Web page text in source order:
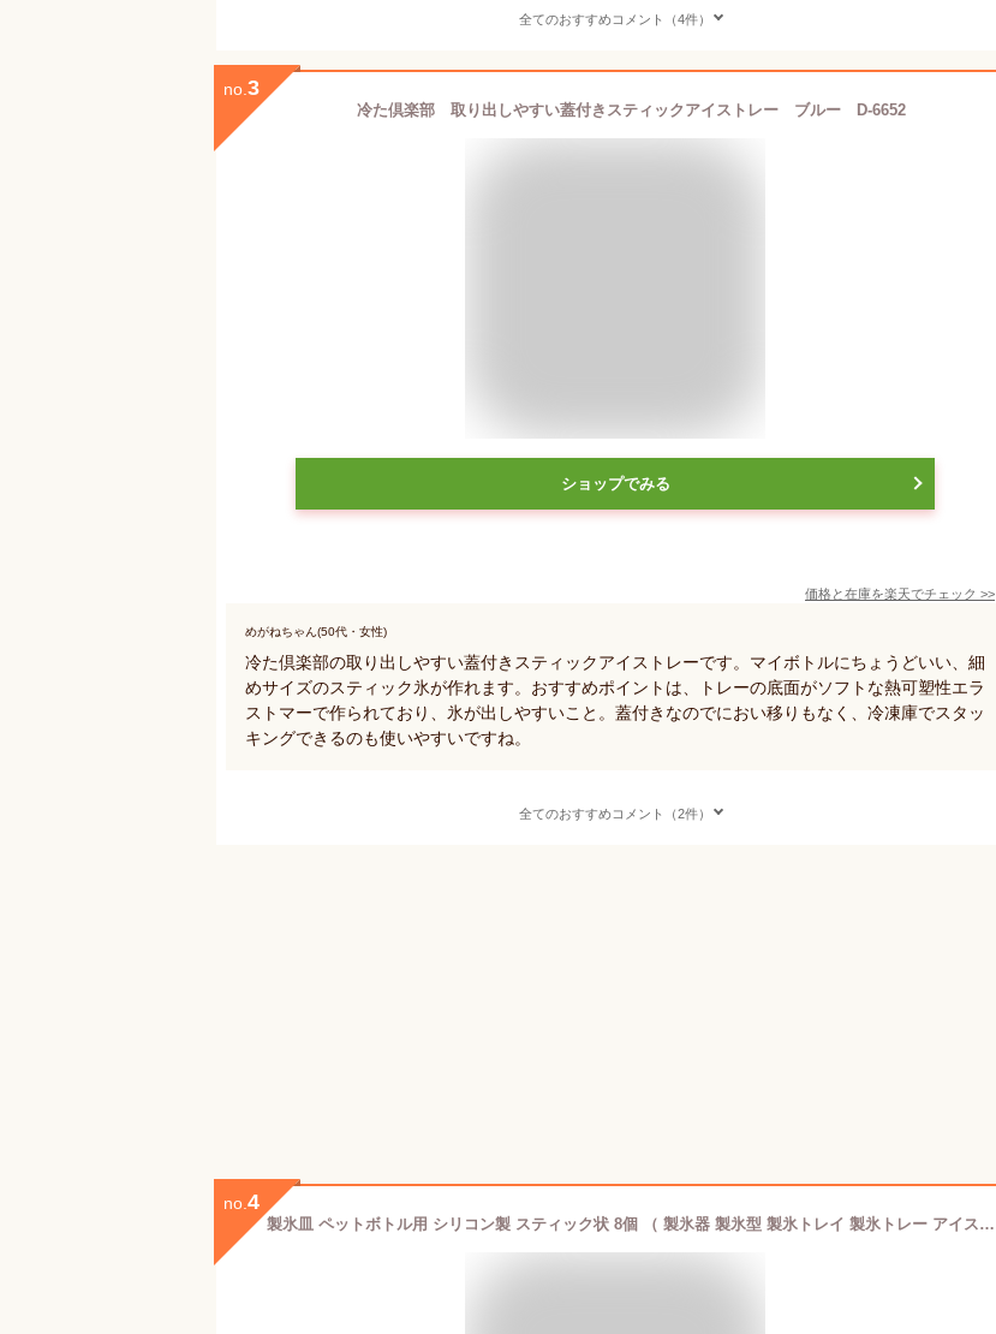
全てのおすすめコメント（4件）
no. 3
冷た倶楽部 取り出しやすい蓋付きスティックアイストレー ブルー D-6652
ショップでみる
価格と在庫を楽天でチェック >>
めがねちゃん(50代・女性)
冷た倶楽部の取り出しやすい蓋付きスティックアイストレーです。マイボトルにちょうどいい、細
めサイズのスティック氷が作れます。おすすめポイントは、トレーの底面がソフトな熱可塑性エラ
ストマーで作られており、氷が出しやすいこと。蓋付きなのでにおい移りもなく、冷凍庫でスタッ
キングできるのも使いやすいですね。
全てのおすすめコメント（2件）
no. 4
製氷皿 ペットボトル用 シリコン製 スティック状 8個 （ 製氷器 製氷型 製氷トレイ 製氷トレー アイストレイ アイストレー 氷 こおり シリコーン トレイ トレー 水筒用 ステンレスボトル用 マグボトル用 ）